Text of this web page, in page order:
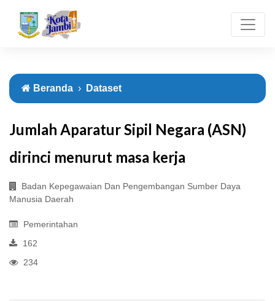
Beranda Dataset
Jumlah Aparatur Sipil Negara (ASN)
dirinci menurut masa kerja
Badan Kepegawaian Dan Pengembangan Sumber Daya
Manusia Daerah
Pemerintahan
162
234